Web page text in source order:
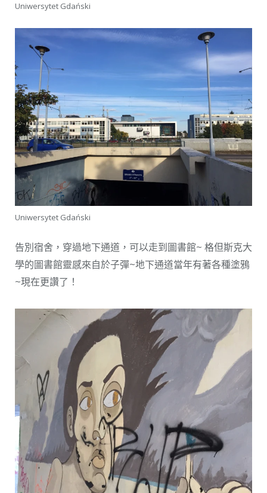
Uniwersytet Gdański
Uniwersytet Gdański
告別宿舍，穿過地下通道，可以走到圖書館~ 格但斯克大
學的圖書館靈感來自於子彈~地下通道當年有著各種塗鴉
~現在更讚了！